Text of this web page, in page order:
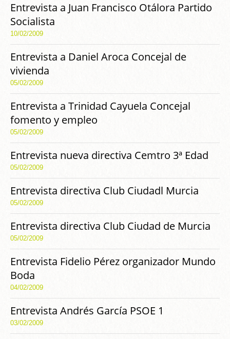
Entrevista a Juan Francisco Otálora Partido
Socialista
10/02/2009
Entrevista a Daniel Aroca Concejal de
vivienda
05/02/2009
Entrevista a Trinidad Cayuela Concejal
fomento y empleo
05/02/2009
Entrevista nueva directiva Cemtro 3ª Edad
05/02/2009
Entrevista directiva Club Ciudadl Murcia
05/02/2009
Entrevista directiva Club Ciudad de Murcia
05/02/2009
Entrevista Fidelio Pérez organizador Mundo
Boda
04/02/2009
Entrevista Andrés García PSOE 1
03/02/2009